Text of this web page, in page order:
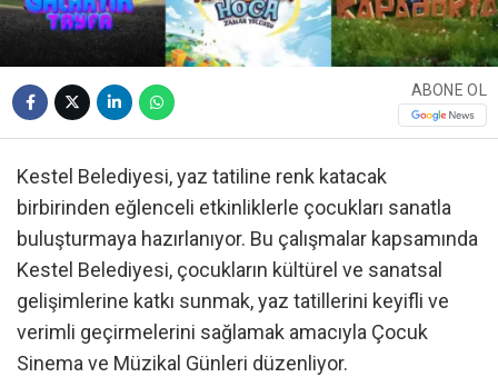
ABONE OL
Kestel Belediyesi, yaz tatiline renk katacak
birbirinden eğlenceli etkinliklerle çocukları sanatla
buluşturmaya hazırlanıyor. Bu çalışmalar kapsamında
Kestel Belediyesi, çocukların kültürel ve sanatsal
gelişimlerine katkı sunmak, yaz tatillerini keyifli ve
verimli geçirmelerini sağlamak amacıyla Çocuk
Sinema ve Müzikal Günleri düzenliyor.